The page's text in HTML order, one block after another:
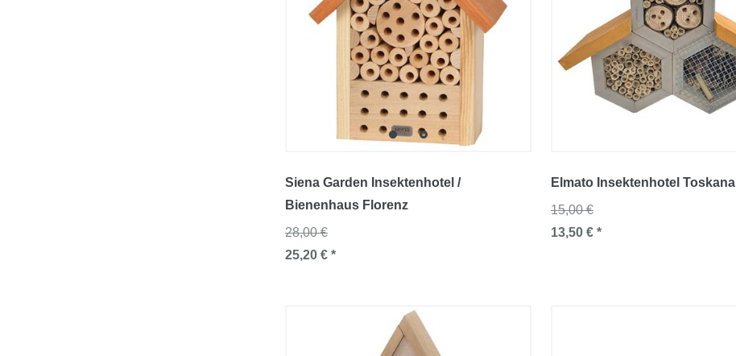
Siena Garden Insektenhotel /
Bienenhaus Florenz
28,00 €
25,20 € *
Elmato Insektenhotel Toskana
15,00 €
13,50 € *